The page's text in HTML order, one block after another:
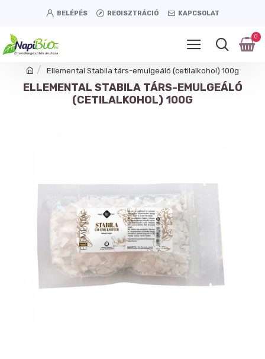
BELÉPÉS REGISZTRÁCIÓ KAPCSOLAT
0
Ellemental Stabila társ-emulgeáló (cetilalkohol) 100g
ELLEMENTAL STABILA TÁRS-EMULGEÁLÓ
(CETILALKOHOL) 100G